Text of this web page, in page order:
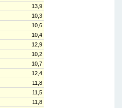
13,9
10,3
10,6
10,4
12,9
10,2
10,7
12,4
11,8
11,5
11,8